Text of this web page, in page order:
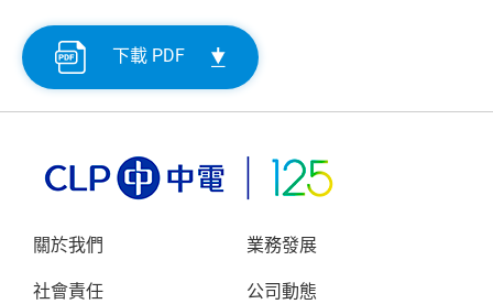
下載 PDF
關於我們 業務發展
社會責任 公司動態